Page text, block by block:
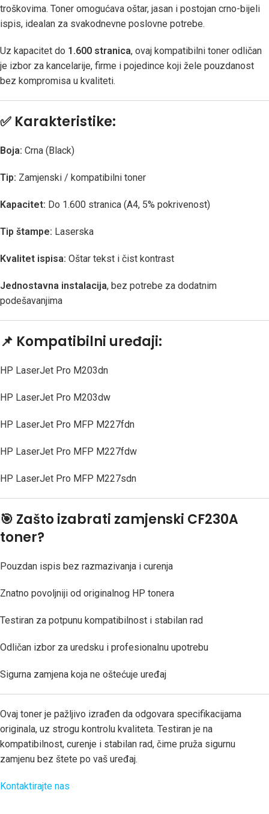
troškovima. Toner omogućava oštar, jasan i postojan crno-bijeli
ispis, idealan za svakodnevne poslovne potrebe.
Uz kapacitet do 1.600 stranica, ovaj kompatibilni toner odličan
je izbor za kancelarije, firme i pojedince koji žele pouzdanost
bez kompromisa u kvaliteti.
✅ Karakteristike:
Boja: Crna (Black)
Tip: Zamjenski / kompatibilni toner
Kapacitet: Do 1.600 stranica (A4, 5% pokrivenost)
Tip štampe: Laserska
Kvalitet ispisa: Oštar tekst i čist kontrast
Jednostavna instalacija, bez potrebe za dodatnim
podešavanjima
📌 Kompatibilni uređaji:
HP LaserJet Pro M203dn
HP LaserJet Pro M203dw
HP LaserJet Pro MFP M227fdn
HP LaserJet Pro MFP M227fdw
HP LaserJet Pro MFP M227sdn
🎯 Zašto izabrati zamjenski CF230A
toner?
Pouzdan ispis bez razmazivanja i curenja
Znatno povoljniji od originalnog HP tonera
Testiran za potpunu kompatibilnost i stabilan rad
Odličan izbor za uredsku i profesionalnu upotrebu
Sigurna zamjena koja ne oštećuje uređaj
Ovaj toner je pažljivo izrađen da odgovara specifikacijama
originala, uz strogu kontrolu kvaliteta. Testiran je na
kompatibilnost, curenje i stabilan rad, čime pruža sigurnu
zamjenu bez štete po vaš uređaj.
Kontaktirajte nas